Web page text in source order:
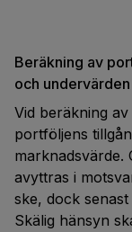
Beräkning av
och
Vid beräkning
portföljens
marknadsvärde.
avyttras i
ske, dock
Skälig hänsyn